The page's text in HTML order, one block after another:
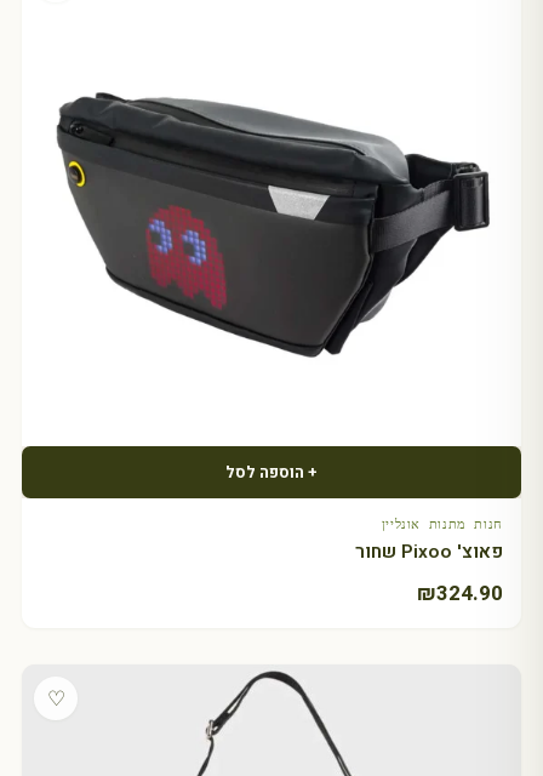
+ הוספה לסל
חנות מתנות אונליין
פאוצ' Pixoo שחור
₪324.90
♡